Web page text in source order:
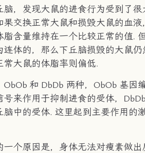
脑，发现大鼠的进食行为受到了很
果交换正常大鼠和损毁大鼠的血液
脂含量维持在一个比较正常的值.
连体的，那么下丘脑损毁的大鼠仍
常大鼠的体脂率则偏低.
和 DbDb 两种，ObOb 基因
号来作用于抑制进食的受体，
脑中的受体. 这里起到主要作用的
一个原因是，身体无法对瘦素做出